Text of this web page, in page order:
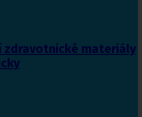
zdravotnické materiály